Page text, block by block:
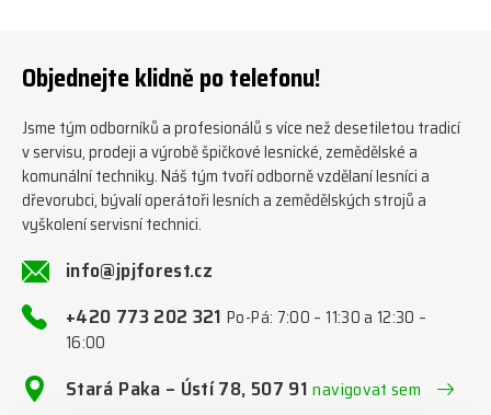
#firewoodproduction
Objednejte klidně po telefonu!
Jsme tým odborníků a profesionálů s více než desetiletou tradicí
v servisu, prodeji a výrobě špičkové lesnické, zemědělské a
komunální techniky. Náš tým tvoří odborně vzdělaní lesníci a
dřevorubci, bývalí operátoři lesních a zemědělských strojů a
vyškolení servisní technici.
info@jpjforest.cz
+420 773 202 321Po-Pá: 7:00 – 11:30 a 12:30 –
16:00
Stará Paka – Ústí 78, 507 91navigovat sem